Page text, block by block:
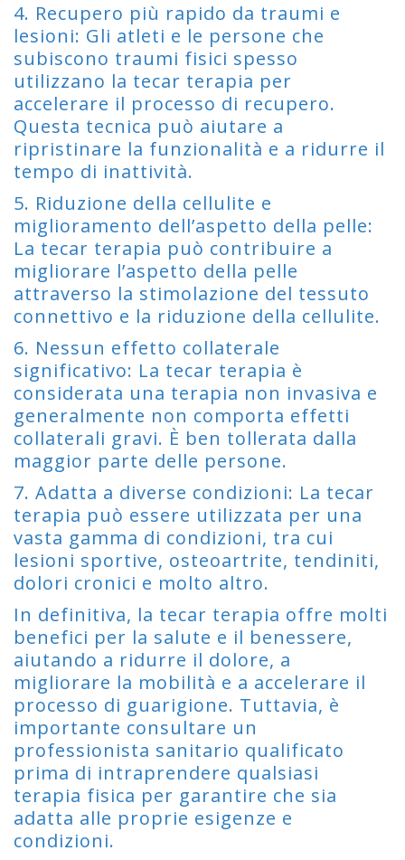
4. Recupero più rapido da traumi e
lesioni: Gli atleti e le persone che
subiscono traumi fisici spesso
utilizzano la tecar terapia per
accelerare il processo di recupero.
Questa tecnica può aiutare a
ripristinare la funzionalità e a ridurre il
tempo di inattività.
5. Riduzione della cellulite e
miglioramento dell’aspetto della pelle:
La tecar terapia può contribuire a
migliorare l’aspetto della pelle
attraverso la stimolazione del tessuto
connettivo e la riduzione della cellulite.
6. Nessun effetto collaterale
significativo: La tecar terapia è
considerata una terapia non invasiva e
generalmente non comporta effetti
collaterali gravi. È ben tollerata dalla
maggior parte delle persone.
7. Adatta a diverse condizioni: La tecar
terapia può essere utilizzata per una
vasta gamma di condizioni, tra cui
lesioni sportive, osteoartrite, tendiniti,
dolori cronici e molto altro.
In definitiva, la tecar terapia offre molti
benefici per la salute e il benessere,
aiutando a ridurre il dolore, a
migliorare la mobilità e a accelerare il
processo di guarigione. Tuttavia, è
importante consultare un
professionista sanitario qualificato
prima di intraprendere qualsiasi
terapia fisica per garantire che sia
adatta alle proprie esigenze e
condizioni.